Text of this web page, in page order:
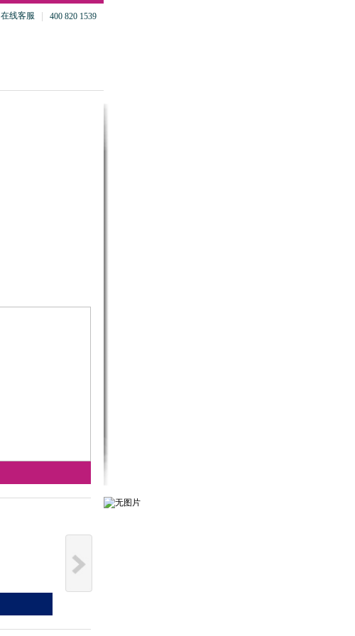
在线客服 400 820 1539